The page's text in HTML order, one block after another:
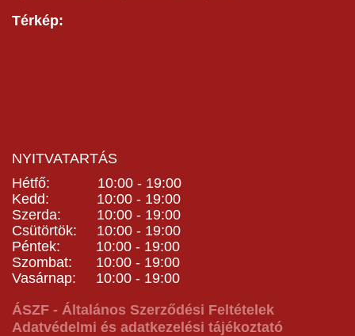
Térkép:
NYITVATARTÁS
Hétfő: 10:00 - 19:00
Kedd: 10:00 - 19:00
Szerda: 10:00 - 19:00
Csütörtök: 10:00 - 19:00
Péntek: 10:00 - 19:00
Szombat: 10:00 - 19:00
Vasárnap: 10:00 - 19:00
ÁSZF - Általános Szerződési Feltételek
Adatvédelmi és adatkezelési tájékoztató